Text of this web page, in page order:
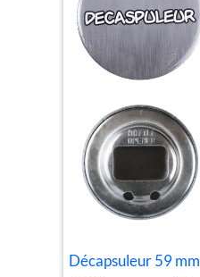
Décapsuleur 59 mm